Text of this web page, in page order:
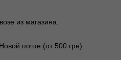
из магазина.
почте (от 500 грн).